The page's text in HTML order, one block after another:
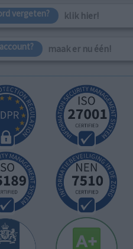
vergeten? klik hier!
maak er nu één!